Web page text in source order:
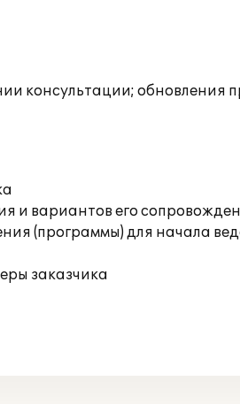
консультации;
и вариантов его
(программы) для начала
заказчика